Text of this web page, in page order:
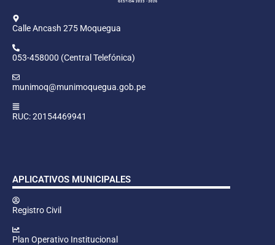
Calle Ancash 275 Moquegua
053-458000 (Central Telefónica)
munimoq@munimoquegua.gob.pe
RUC: 20154469941
APLICATIVOS MUNICIPALES
Registro Civil
Plan Operativo Institucional